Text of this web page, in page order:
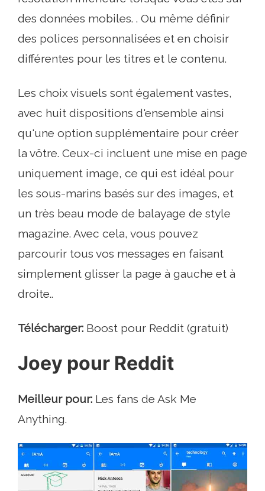
des données mobiles. . Ou même définir
des polices personnalisées et en choisir
différentes pour les titres et le contenu.
Les choix visuels sont également vastes,
avec huit dispositions d'ensemble ainsi
qu'une option supplémentaire pour créer
la vôtre. Ceux-ci incluent une mise en page
uniquement image, ce qui est idéal pour
les sous-marins basés sur des images, et
un très beau mode de balayage de style
magazine. Avec cela, vous pouvez
parcourir tous vos messages en faisant
simplement glisser la page à gauche et à
droite..
Télécharger: Boost pour Reddit (gratuit)
Joey pour Reddit
Meilleur pour: Les fans de Ask Me
Anything.